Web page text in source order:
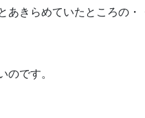
あきらめていたところの・
のです。